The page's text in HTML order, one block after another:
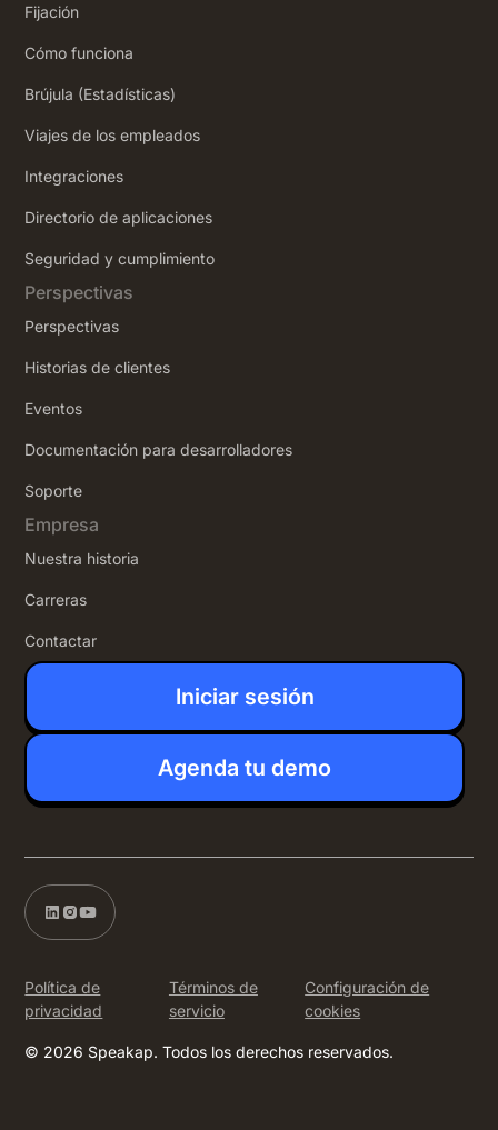
Fijación
Cómo funciona
Brújula (Estadísticas)
Viajes de los empleados
Integraciones
Directorio de aplicaciones
Seguridad y cumplimiento
Perspectivas
Perspectivas
Historias de clientes
Eventos
Documentación para desarrolladores
Soporte
Empresa
Nuestra historia
Carreras
Contactar
Iniciar sesión
Agenda tu demo
© 2026 Speakap. Todos los derechos reservados.
Política de
privacidad
Términos de
servicio
Configuración de
cookies